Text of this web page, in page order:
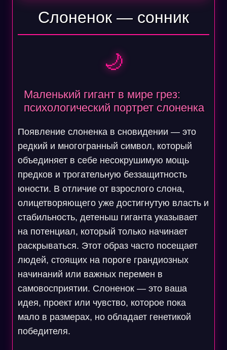
Слоненок — сонник
🌙
Маленький гигант в мире грез:
психологический портрет слоненка
Появление слоненка в сновидении — это
редкий и многогранный символ, который
объединяет в себе несокрушимую мощь
предков и трогательную беззащитность
юности. В отличие от взрослого слона,
олицетворяющего уже достигнутую власть и
стабильность, детеныш гиганта указывает
на потенциал, который только начинает
раскрываться. Этот образ часто посещает
людей, стоящих на пороге грандиозных
начинаний или важных перемен в
самовосприятии. Слоненок — это ваша
идея, проект или чувство, которое пока
мало в размерах, но обладает генетикой
победителя.